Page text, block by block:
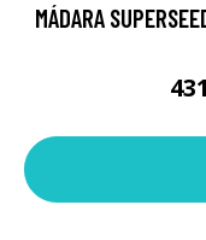
MÁDARA